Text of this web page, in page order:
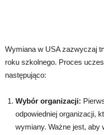
Wymiana w USA zazwyczaj
roku szkolnego. Proces
następująco:
Wybór organizacji:
odpowiedniej organizacji,
wymiany. Ważne jest, aby